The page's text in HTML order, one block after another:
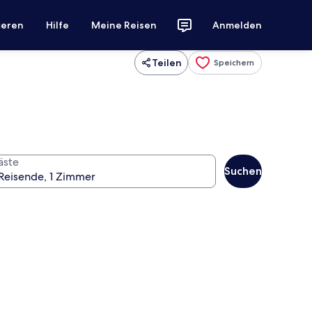
Hilfe Meine Reisen Anmelden
Teilen Speichern
Suchen